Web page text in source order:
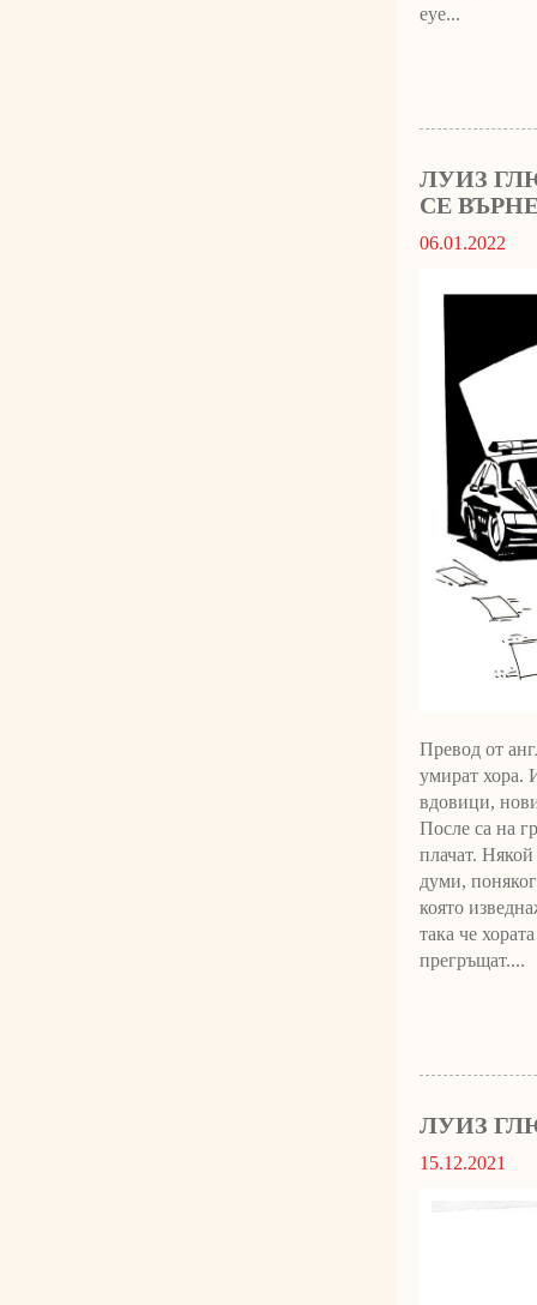
eye...
ЛУИЗ
СЕ
06.01.2022
Превод от
умират хора.
вдовици,
После са на
плачат.
думи,
която
така че
прегръщат....
ЛУИЗ
15.12.2021